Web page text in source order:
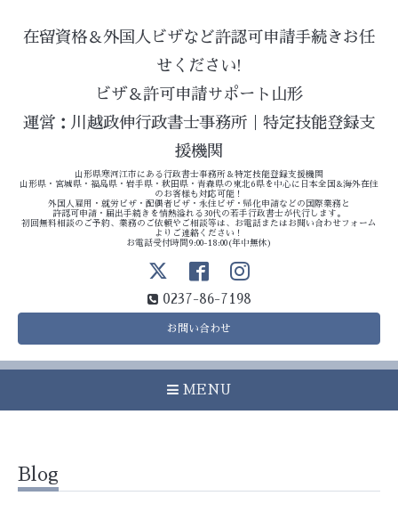
在留資格＆外国人ビザなど許認可申請手続きお任
せください!
ビザ＆許可申請サポート山形
運営：川越政伸行政書士事務所｜特定技能登録支
援機関
山形県寒河江市にある行政書士事務所＆特定技能登録支援機関
山形県・宮城県・福島県・岩手県・秋田県・青森県の東北6県を中心に日本全国&海外在住
のお客様も対応可能！
外国人雇用・就労ビザ・配偶者ビザ・永住ビザ・帰化申請などの国際業務と
許認可申請・届出手続きを情熱溢れる30代の若手行政書士が代行します。
初回無料相談のご予約、業務のご依頼やご相談等は、お電話またはお問い合わせフォーム
よりご連絡ください！
お電話受付時間9:00-18:00(年中無休)
0237-86-7198
お問い合わせ
MENU
Blog